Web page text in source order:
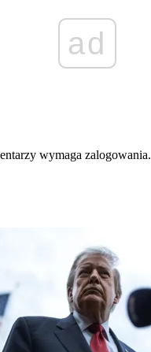
ad
wymaga zalogowania.